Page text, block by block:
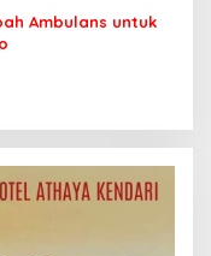
Ambulans untuk